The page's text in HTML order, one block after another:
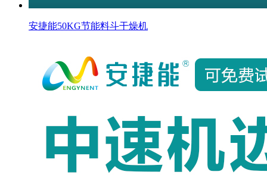
安捷能50KG节能料斗干燥机